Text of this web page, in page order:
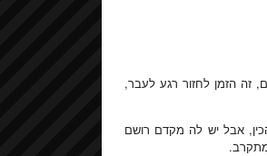
זה הזמן לחזור רגע לעבר,
אבל יש לה מקדם רושם